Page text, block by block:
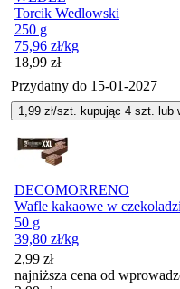
Torcik Wedlowski
250 g
75,96 zł/kg
Cena
18,99 zł
Przydatny do 15-01-2027
1,99 zł/szt. kupując 4 szt. lub
DECOMORRENO
Wafle kakaowe w
50 g
39,80 zł/kg
2,99 zł
najniższa cena od